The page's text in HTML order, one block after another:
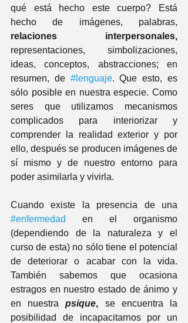
qué está hecho este cuerpo? Está
relaciones interpersonales,
representaciones, simbolizaciones,
ideas, conceptos, abstracciones; en
resumen, de #lenguaje. Que esto, es
sólo posibl e en nuestra especie. Como
seres que utilizamos mecanismos
complicados para interiorizar y
comprender la realidad exterior y por
ello, después se producen imágenes de
sí mismo y de nuestro entorno para
poder asimilarla y vivirla.
#enfermedad
en el organismo
(dependiendo de la naturaleza y el
curso de esta) no sólo tiene el potencial
de deteriorar o acabar con la vida.
También sabemos que ocasiona
estragos en nuestro estado de ánimo y
en nuestra psique, se encuentra la
posibilidad de incapacitarnos por un